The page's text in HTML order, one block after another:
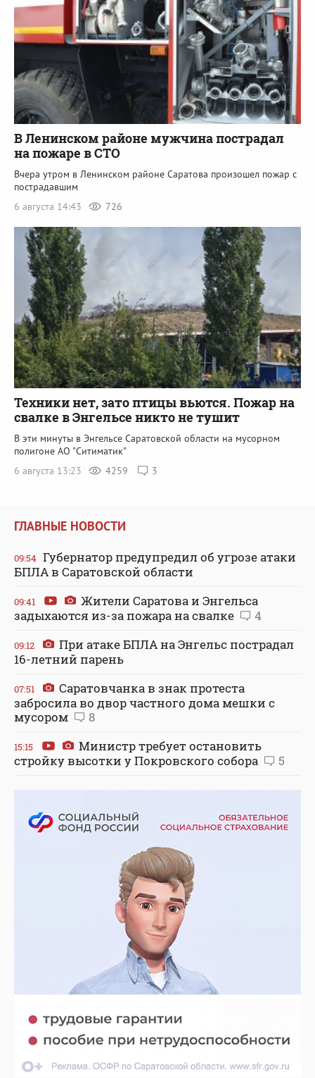
В Ленинском районе мужчина пострадал
на пожаре в СТО
Вчера утром в Ленинском районе Саратова произошел пожар с
пострадавшим
6 августа 14:43
726
Техники нет, зато птицы вьются. Пожар на
свалке в Энгельсе никто не тушит
В эти минуты в Энгельсе Саратовской области на мусорном
полигоне АО "Ситиматик"
6 августа 13:23
4259 3
ГЛАВНЫЕ НОВОСТИ
09:54 Губернатор предупредил об угрозе атаки
БПЛА в Саратовской области
09:41
Жители Саратова и Энгельса
задыхаются из-за пожара на свалке
4
09:12
При атаке БПЛА на Энгельс пострадал
16-летний парень
07:51
Саратовчанка в знак протеста
забросила во двор частного дома мешки с
мусором
8
15:15
Министр требует остановить
стройку высотки у Покровского собора
5